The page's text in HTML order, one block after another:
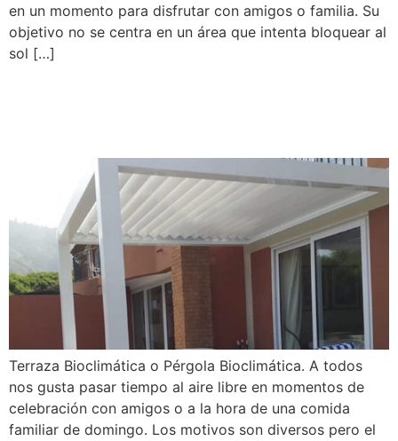
en un momento para disfrutar con amigos o familia. Su
objetivo no se centra en un área que intenta bloquear al
sol […]
Terraza Bioclimática o Pérgola Bioclimática. A todos
nos gusta pasar tiempo al aire libre en momentos de
celebración con amigos o a la hora de una comida
familiar de domingo. Los motivos son diversos pero el